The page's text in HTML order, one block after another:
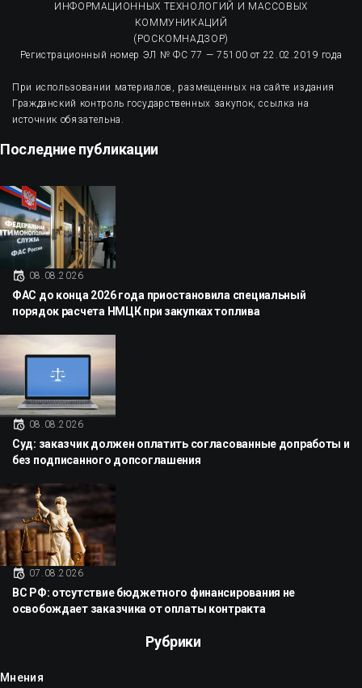
ИНФОРМАЦИОННЫХ ТЕХНОЛОГИЙ И МАССОВЫХ
КОММУНИКАЦИЙ
(РОСКОМНАДЗОР)
Регистрационный номер ЭЛ № ФС 77 — 75100 от 22.02.2019 года
При использовании материалов, размещенных на сайте издания
Гражданский контроль государственных закупок, ссылка на
источник обязательна.
Последние публикации
08.08.2026
ФАС до конца 2026 года приостановила специальный
порядок расчета НМЦК при закупках топлива
08.08.2026
Суд: заказчик должен оплатить согласованные допработы и
без подписанного допсоглашения
07.08.2026
ВС РФ: отсутствие бюджетного финансирования не
освобождает заказчика от оплаты контракта
Рубрики
Мнения